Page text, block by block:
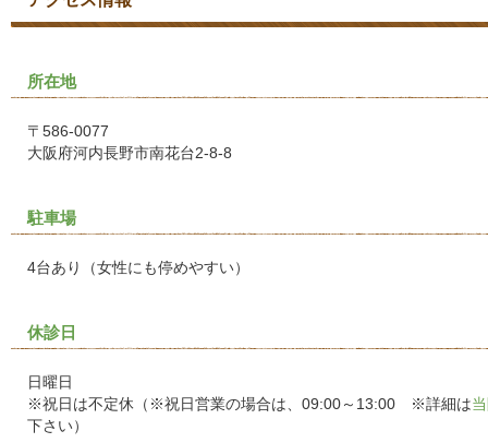
所在地
〒586-0077
大阪府河内長野市南花台2-8-8
駐車場
4台あり（女性にも停めやすい）
休診日
日曜日
※祝日は不定休（※祝日営業の場合は、09:00～13:00 ※詳細は
下さい）